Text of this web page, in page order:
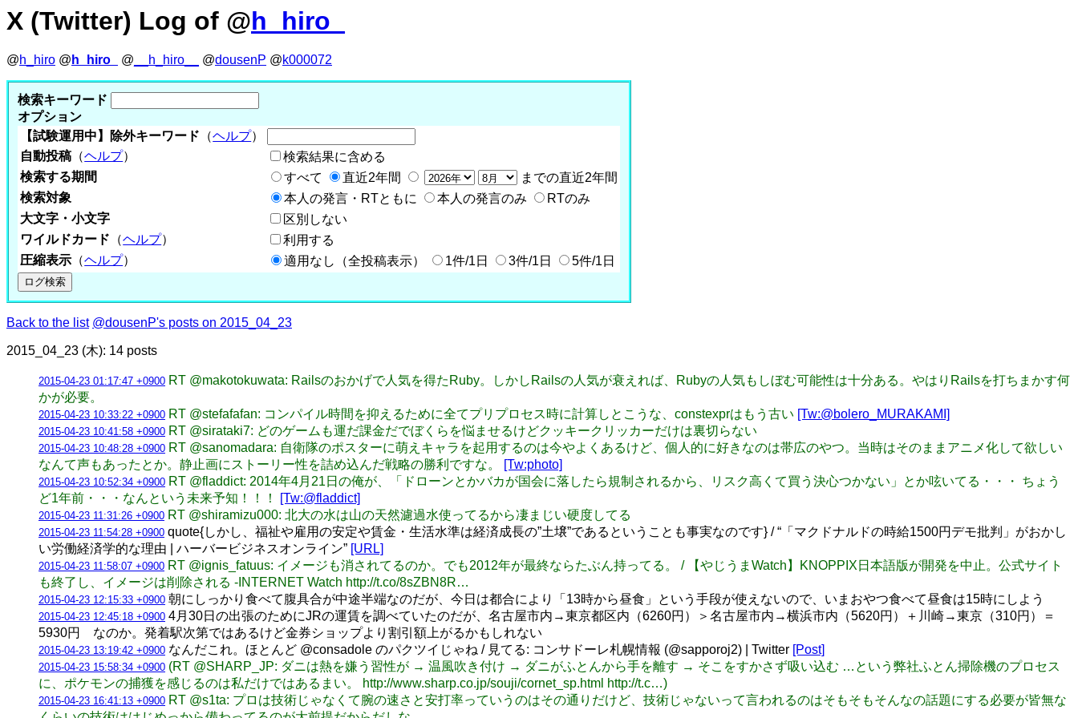
X (Twitter) Log of @h_hiro_
@h_hiro @ h_hiro_ @ __h_hiro__ @dousenP @k000072
検索キーワード
オプション
【試験運用中】除外キーワード （ヘルプ）
自動投稿 （ヘルプ）
検索結果に含める
検索する期間
すべて 直近2年間
までの直近2年間
検索対象
本人の発言・RTともに 本人の発言のみ
RTのみ
大文字・小文字
区別しない
ワイルドカード （ヘルプ）
利用する
圧縮表示 （ヘルプ） 適用なし（全投稿表示） 1件/1日 3件/1日 5件/1日
Back to the list @dousenP's posts on 2015_04_23
2015_04_23 (木): 14 posts
2015-04-23 01:17:47 +0900 RT @makotokuwata: Railsのおかげで人気を得たRuby。しかしRailsの人気が衰えれば、Rubyの人気もしぼむ可能性は十分ある。やはりRailsを打ちまかす何
かが必要。
2015-04-23 10:33:22 +0900 RT @stefafafan: コンパイル時間を抑えるために全てプリプロセス時に計算しとこうな、constexprはもう古い [Tw:@bolero_MURAKAMI]
2015-04-23 10:41:58 +0900 RT @sirataki7: どのゲームも運だ課金だでぼくらを悩ませるけどクッキークリッカーだけは裏切らない
2015-04-23 10:48:28 +0900 RT @sanomadara: 自衛隊のポスターに萌えキャラを起用するのは今やよくあるけど、個人的に好きなのは帯広のやつ。当時はそのままアニメ化して欲しい
なんて声もあったとか。静止画にストーリー性を詰め込んだ戦略の勝利ですな。
[Tw:photo]
2015-04-23 10:52:34 +0900 RT @fladdict: 2014年4月21日の俺が、「ドローンとかバカが国会に落したら規制されるから、リスク高くて買う決心つかない」とか呟いてる・・・ ちょう
ど1年前・・・なんという未来予知！！！
[Tw:@fladdict]
2015-04-23 11:31:26 +0900 RT @shiramizu000: 北大の水は山の天然濾過水使ってるから凄まじい硬度してる
2015-04-23 11:54:28 +0900 quote{しかし、福祉や雇用の安定や賃金・生活水準は経済成長の”土壌”であるということも事実なのです} / “「マクドナルドの時給1500円デモ批判」がおかし
い労働経済学的な理由 | ハーバービジネスオンライン” [URL]
2015-04-23 11:58:07 +0900 RT @ignis_fatuus: イメージも消されてるのか。でも2012年が最終ならたぶん持ってる。 / 【やじうまWatch】KNOPPIX日本語版が開発を中止。公式サイト
も終了し、イメージは削除される -INTERNET Watch http://t.co/8sZBN8R…
2015-04-23 12:15:33 +0900 朝にしっかり食べて腹具合が中途半端なのだが、今日は都合により「13時から昼食」という手段が使えないので、いまおやつ食べて昼食は15時にしよう
2015-04-23 12:45:18 +0900 4月30日の出張のためにJRの運賃を調べていたのだが、名古屋市内→東京都区内（6260円）＞名古屋市内→横浜市内（5620円）＋川崎→東京（310円）＝
5930円 なのか。発着駅次第ではあるけど金券ショップより割引額上がるかもしれない
2015-04-23 13:19:42 +0900 なんだこれ。ほとんど @consadole のパクツイじゃね / 見てる: コンサドーレ札幌情報 (@sapporoj2) | Twitter [Post]
2015-04-23 15:58:34 +0900 (RT @SHARP_JP: ダニは熱を嫌う習性が → 温風吹き付け → ダニがふとんから手を離す → そこをすかさず吸い込む …という弊社ふとん掃除機のプロセス
に、ポケモンの捕獲を感じるのは私だけではあるまい。 http://www.sharp.co.jp/souji/cornet_sp.html http://t.c…)
2015-04-23 16:41:13 +0900 RT @s1ta: プロは技術じゃなくて腕の速さと安打率っていうのはその通りだけど、技術じゃないって言われるのはそもそもそんなの話題にする必要が皆無な